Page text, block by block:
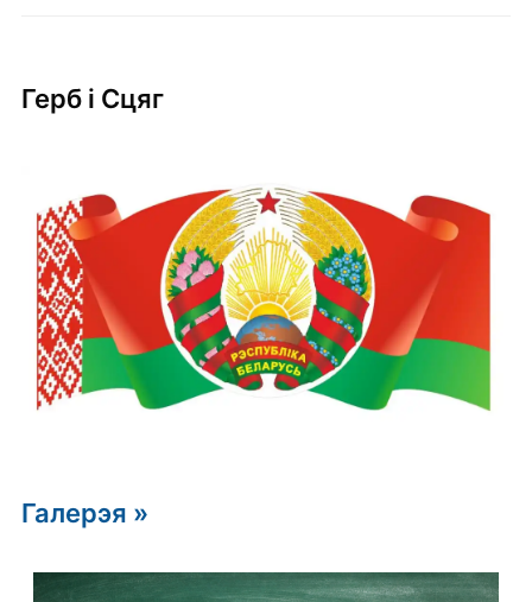
Герб i Сцяг
Галерэя »